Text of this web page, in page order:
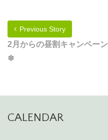
Previous Story
2月からの昼割キャンペーン
❄
CALENDAR